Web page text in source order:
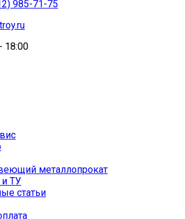
985-71-75
18:00
металлопрокат
ТУ
статьи